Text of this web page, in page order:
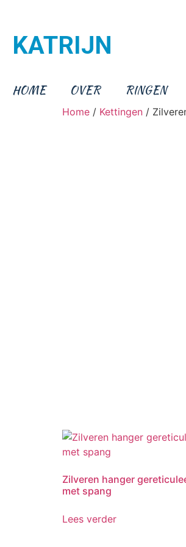
KATRIJN
HOME OVER RINGEN
Home / Kettingen /
Zilveren hanger
met spang
Lees verder